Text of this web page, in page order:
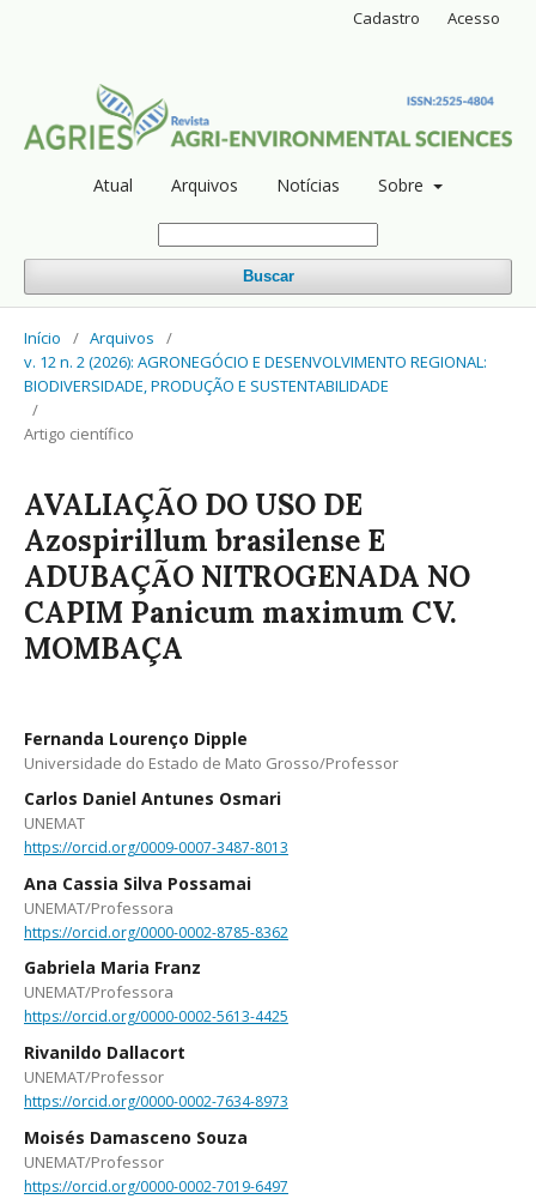
Atual Arquivos Notícias Sobre
Buscar
Cadastro Acesso
Início / Arquivos
/
v. 12 n. 2 (2026): AGRONEGÓCIO E DESENVOLVIMENTO REGIONAL:
BIODIVERSIDADE, PRODUÇÃO E SUSTENTABILIDADE
/
Artigo científico
AVALIAÇÃO DO USO DE
Azospirillum brasilense E
ADUBAÇÃO NITROGENADA NO
CAPIM Panicum maximum CV.
MOMBAÇA
Fernanda Lourenço Dipple
Universidade do Estado de Mato Grosso/Professor
Carlos Daniel Antunes Osmari
UNEMAT
https://orcid.org/0009-0007-3487-8013
Ana Cassia Silva Possamai
UNEMAT/Professora
https://orcid.org/0000-0002-8785-8362
Gabriela Maria Franz
UNEMAT/Professora
https://orcid.org/0000-0002-5613-4425
Rivanildo Dallacort
UNEMAT/Professor
https://orcid.org/0000-0002-7634-8973
Moisés Damasceno Souza
UNEMAT/Professor
https://orcid.org/0000-0002-7019-6497